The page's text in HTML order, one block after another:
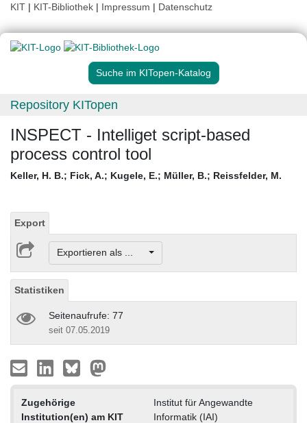
KIT | KIT-Bibliothek | Impressum | Datenschutz
Suche im KITopen-Katalog
Repository KITopen
INSPECT - Intelliget script-based
process control tool
Keller, H. B.; Fick, A.; Kugele, E.; Müller, B.; Reissfelder, M.
Export
Exportieren als ...
Statistiken
Seitenaufrufe: 77
seit 07.05.2019
Zugehörige
Institution(en) am KIT
Institut für Angewandte
Informatik (IAI)